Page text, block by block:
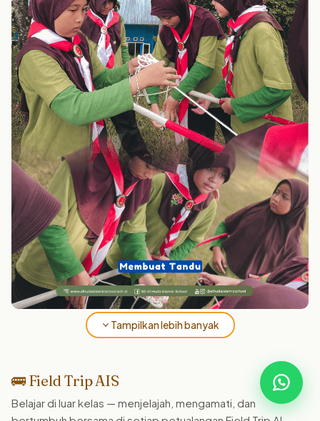
Tampilkan lebih banyak
🚌 Field Trip AIS
Belajar di luar kelas — menjelajah, mengamati, dan